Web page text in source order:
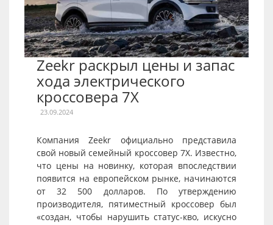
Zeekr раскрыл цены и запас
хода электрического
кроссовера 7X
23.09.2024
Компания Zeekr официально представила
свой новый семейный кроссовер 7X. Известно,
что цены на новинку, которая впоследствии
появится на европейском рынке, начинаются
от 32 500 долларов. По утверждению
производителя, пятиместный кроссовер был
«создан, чтобы нарушить статус-кво, искусно